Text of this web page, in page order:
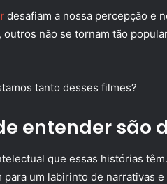
desafiam a nossa percepção e
outros não se tornam tão
tanto desses filmes?
entender são
que essas histórias
para um labirinto de narrativas